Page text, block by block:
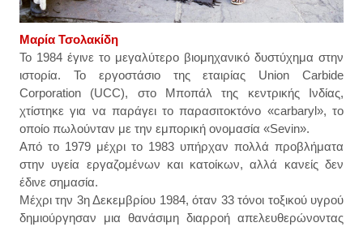
Μαρία Τσολακίδη
Το 1984 έγινε το μεγαλύτερο βιομηχανικό δυστύχημα στην
ιστορία. Το εργοστάσιο της εταιρίας Union Carbide
Corporation (UCC), στο Μποπάλ της κεντρικής Ινδίας,
χτίστηκε για να παράγει το παρασιτοκτόνο «carbaryl», το
οποίο πωλούνταν με την εμπορική ονομασία «Sevin».
Aπό το 1979 μέχρι το 1983 υπήρχαν πολλά προβλήματα
στην υγεία εργαζομένων και κατοίκων, αλλά κανείς δεν
έδινε σημασία.
Μέχρι την 3η Δεκεμβρίου 1984, όταν 33 τόνοι τοξικού υγρού
δημιούργησαν μια θανάσιμη διαρροή απελευθερώνοντας